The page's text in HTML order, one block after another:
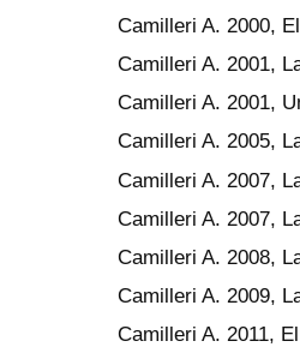
Camilleri A. 2000,
Camilleri A. 2001,
Camilleri A. 2001,
Camilleri A. 2005,
Camilleri A. 2007,
Camilleri A. 2007,
Camilleri A. 2008,
Camilleri A. 2009,
Camilleri A. 2011,